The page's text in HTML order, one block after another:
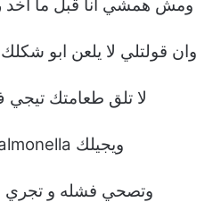
ومش همشي انا قبل ما
وان قولتلي لا يلعن ابو
لا تلق طعامتك
ويجيلك Salmonella سالمونيلا
وتصحي فشله و تجري